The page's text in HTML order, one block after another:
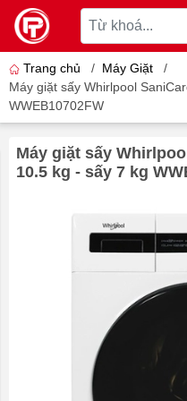
Trang chủ / Máy Giặt
/
Máy giặt sấy Whirlpool
WWEB10702FW
Máy giặt sấy
10.5 kg - sấy 7 kg